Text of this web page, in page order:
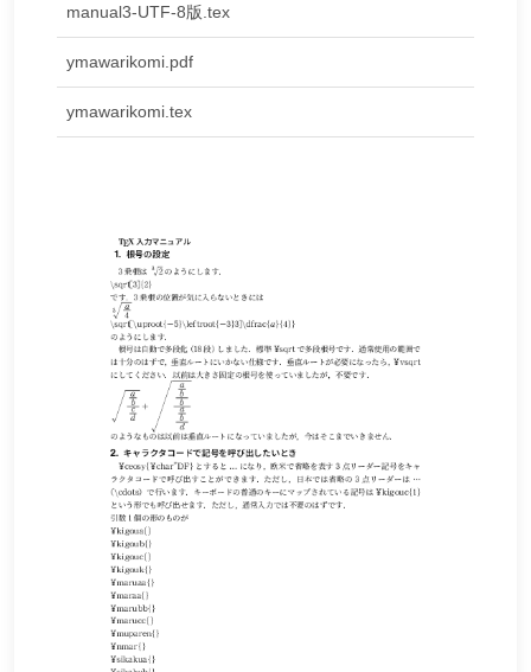
manual3-UTF-8版.tex
ymawarikomi.pdf
ymawarikomi.tex